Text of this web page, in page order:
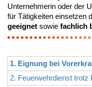
Unternehmerin oder der
für Tätigkeiten einsetzen
geeignet sowie fachlich
1. Eignung bei
2. Feuerwehrdienst trotz